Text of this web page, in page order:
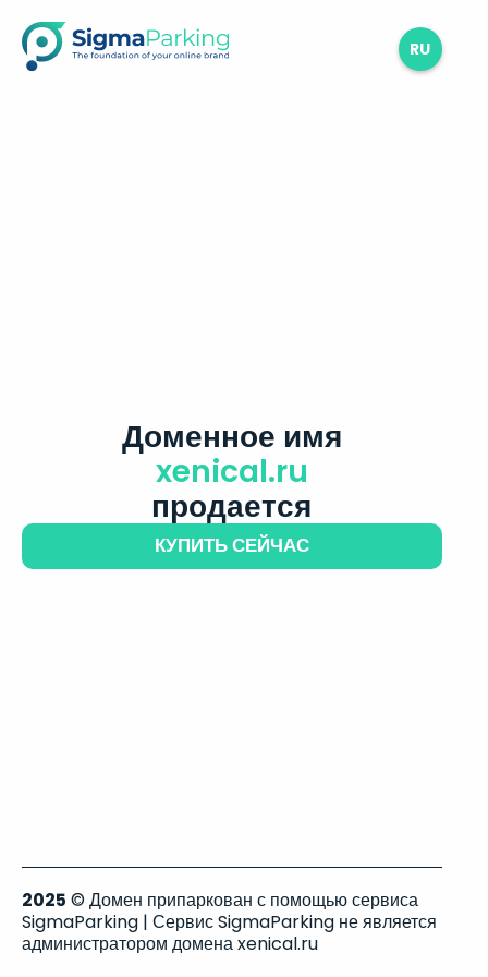
RU
Доменное имя
xenical.ru
продается
КУПИТЬ СЕЙЧАС
2025 © Домен припаркован с помощью сервиса
SigmaParking | Сервис SigmaParking не является
администратором домена xenical.ru